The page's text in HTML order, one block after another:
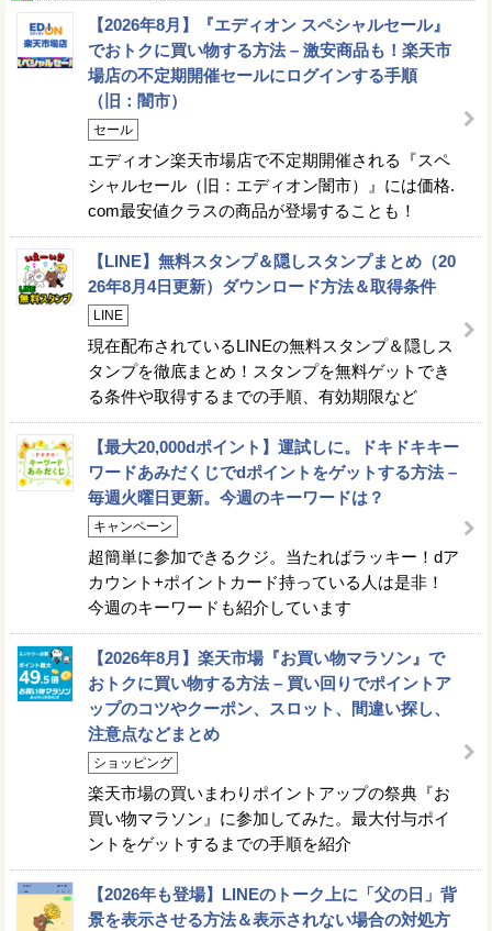
【2026年8月】『エディオン スペシャルセール』
でおトクに買い物する方法 – 激安商品も！楽天市
場店の不定期開催セールにログインする手順
（旧：闇市）
セール
エディオン楽天市場店で不定期開催される『スペ
シャルセール（旧：エディオン闇市）』には価格.
com最安値クラスの商品が登場することも！
【LINE】無料スタンプ＆隠しスタンプまとめ（20
26年8月4日更新）ダウンロード方法＆取得条件
LINE
現在配布されているLINEの無料スタンプ＆隠しス
タンプを徹底まとめ！スタンプを無料ゲットでき
る条件や取得するまでの手順、有効期限など
【最大20,000dポイント】運試しに。ドキドキキー
ワードあみだくじでdポイントをゲットする方法 –
毎週火曜日更新。今週のキーワードは？
キャンペーン
超簡単に参加できるクジ。当たればラッキー！dア
カウント+ポイントカード持っている人は是非！
今週のキーワードも紹介しています
【2026年8月】楽天市場『お買い物マラソン』で
おトクに買い物する方法 – 買い回りでポイントア
ップのコツやクーポン、スロット、間違い探し、
注意点などまとめ
ショッピング
楽天市場の買いまわりポイントアップの祭典『お
買い物マラソン』に参加してみた。最大付与ポイ
ントをゲットするまでの手順を紹介
【2026年も登場】LINEのトーク上に「父の日」背
景を表示させる方法＆表示されない場合の対処方